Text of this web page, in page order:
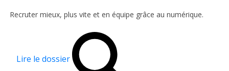
Recruter mieux, plus vite et en équipe grâce au numérique.
Lire le dossier